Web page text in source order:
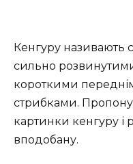
Кенгуру називають
сильно
короткими
стрибками.
картинки кенгуру і
вподобану.